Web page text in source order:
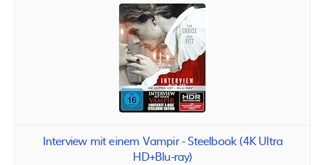
Interview mit einem Vampir - Steelbook (4K Ultra
HD+Blu-ray)